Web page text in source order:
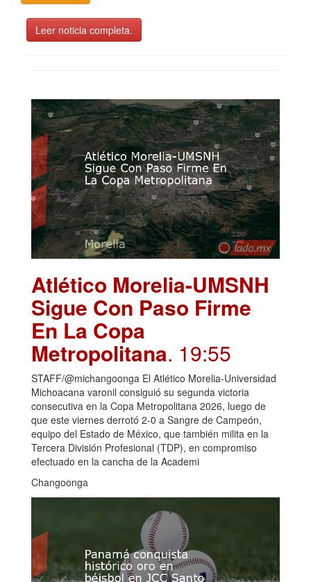
Leer noticia completa.
Atlético Morelia-UMSNH
Sigue Con Paso Firme
En La Copa
Metropolitana. 19:55
STAFF/@michangoonga El Atlético Morelia-Universidad
Michoacana varonil consiguió su segunda victoria
consecutiva en la Copa Metropolitana 2026, luego de
que este viernes derrotó 2-0 a Sangre de Campeón,
equipo del Estado de México, que también milita en la
Tercera División Profesional (TDP), en compromiso
efectuado en la cancha de la Academi
Changoonga